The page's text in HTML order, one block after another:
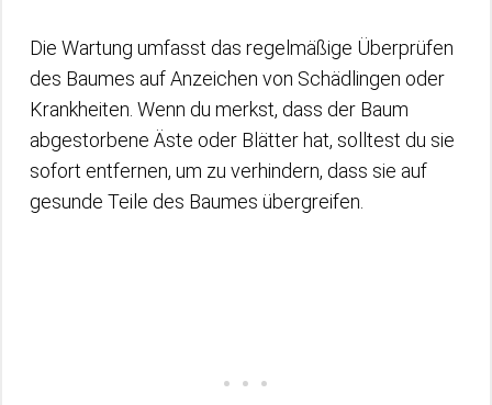
Die Wartung umfasst das regelmäßige Überprüfen
des Baumes auf Anzeichen von Schädlingen oder
Krankheiten. Wenn du merkst, dass der Baum
abgestorbene Äste oder Blätter hat, solltest du sie
sofort entfernen, um zu verhindern, dass sie auf
gesunde Teile des Baumes übergreifen.